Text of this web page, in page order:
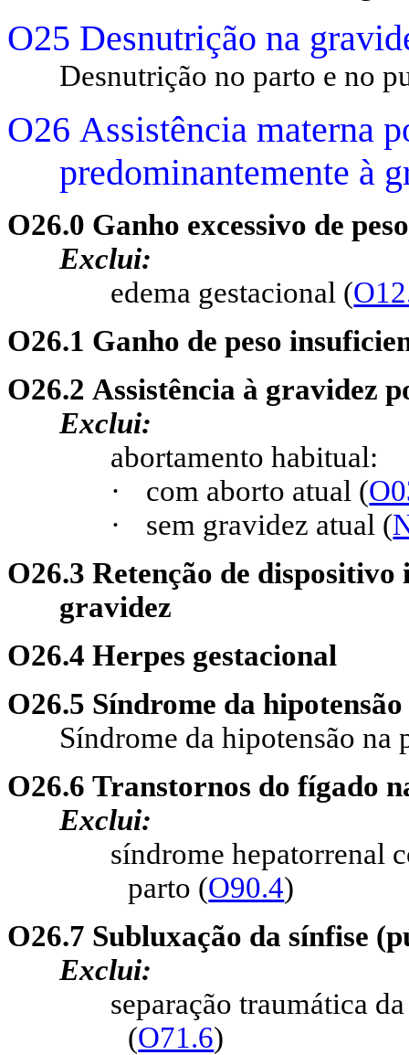
O25 Desnutrição na
Desnutrição no parto e no
O26 Assistência materna
predominantemente à
O26.0 Ganho excessivo de
Exclui:
edema gestacional (
O26.1 Ganho de peso
O26.2 Assistência à gravidez
Exclui:
abortamento habitual:
·
com aborto atual (
·
sem gravidez atual (
O26.3 Retenção de
gravidez
O26.4 Herpes gestacional
O26.5 Síndrome da
Síndrome da hipotensão na
O26.6 Transtornos do fígado
Exclui:
síndrome hepatorrenal
parto (O90.4)
O26.7 Subluxação da sínfise
Exclui:
separação traumática
(O71.6)